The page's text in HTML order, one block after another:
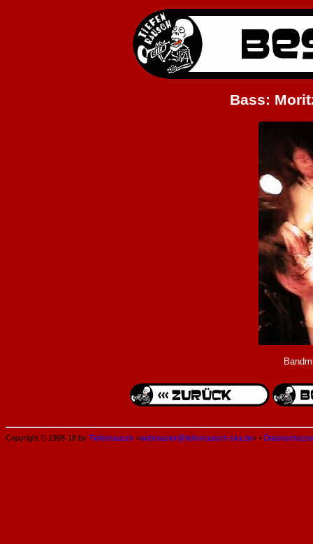
Bass:
Copyright © 1998-18 by Tiefenrausch <webmaster@tiefenrausch-ska.de> •